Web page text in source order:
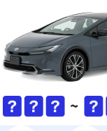
なぜ伝説になった!?